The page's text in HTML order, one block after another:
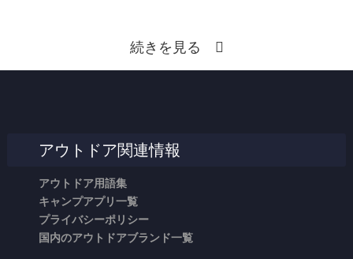
続きを見る
アウトドア関連情報
アウトドア用語集
キャンプアプリ一覧
プライバシーポリシー
国内のアウトドアブランド一覧